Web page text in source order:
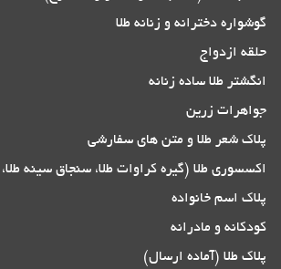
گوشواره دخترانه و زنانه طلا
حلقه ازدواج
انگشتر طلا ساده زنانه
جواهرات زرین
پلاک شعر طلا و متن های سفارشی
اکسسوری طلا (گیره کراوات طلا، سنجاق سینه
پلاک اسم خانواده
کودکانه و مادرانه
پلاک طلا (آماده ارسال)